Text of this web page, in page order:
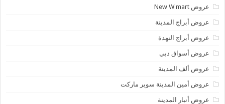
عروض New W mart
عروض أبراج المدينة
عروض أبراج النهدة
عروض أسواق دبي
عروض ألف المدينة
عروض أمين المدينة سوبر ماركت
عروض أنبار المدينة